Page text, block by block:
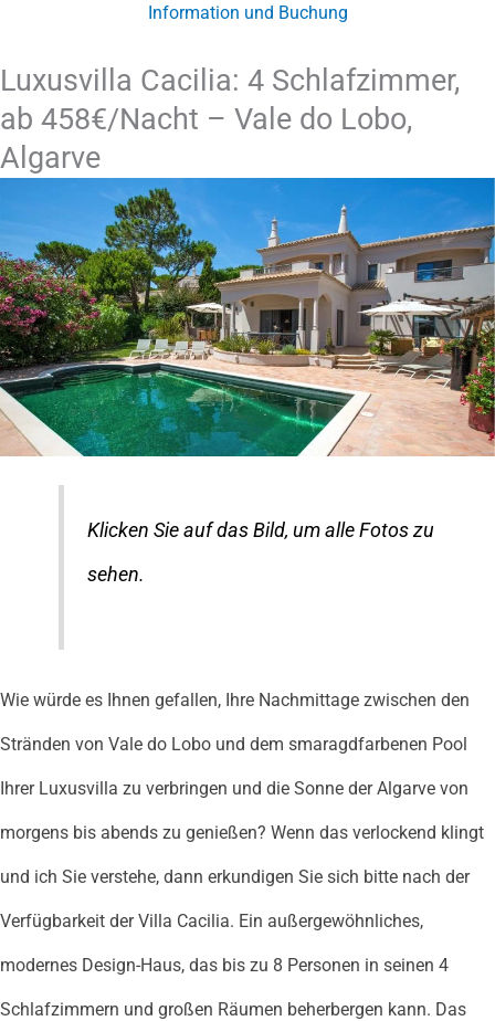
Information und Buchung
Luxusvilla Cacilia: 4 Schlafzimmer,
ab 458€/Nacht – Vale do Lobo,
Algarve
Klicken Sie auf das Bild, um alle Fotos zu
sehen.
Wie würde es Ihnen gefallen, Ihre Nachmittage zwischen den
Stränden von Vale do Lobo und dem smaragdfarbenen Pool
Ihrer Luxusvilla zu verbringen und die Sonne der Algarve von
morgens bis abends zu genießen? Wenn das verlockend klingt
und ich Sie verstehe, dann erkundigen Sie sich bitte nach der
Verfügbarkeit der Villa Cacilia. Ein außergewöhnliches,
modernes Design-Haus, das bis zu 8 Personen in seinen 4
Schlafzimmern und großen Räumen beherbergen kann. Das